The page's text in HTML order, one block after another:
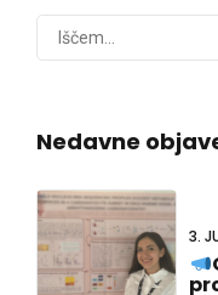
Nedavne
3.